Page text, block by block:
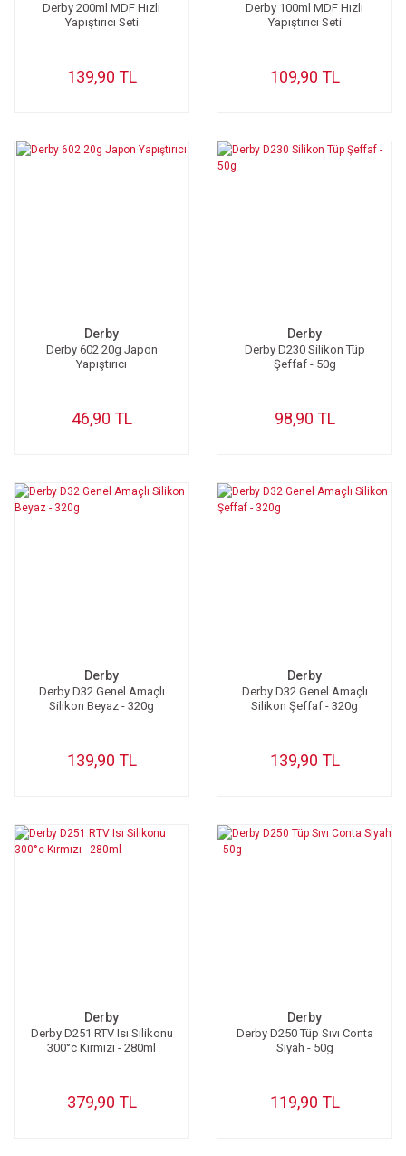
Derby 200ml MDF Hızlı
Yapıştırıcı Seti
139,90 TL
Derby 100ml MDF Hızlı
Yapıştırıcı Seti
109,90 TL
Derby
Derby 602 20g Japon
Yapıştırıcı
46,90 TL
Derby
Derby D230 Silikon Tüp
Şeffaf - 50g
98,90 TL
Derby
Derby D32 Genel Amaçlı
Silikon Beyaz - 320g
139,90 TL
Derby
Derby D32 Genel Amaçlı
Silikon Şeffaf - 320g
139,90 TL
Derby
Derby D251 RTV Isı Silikonu
300°c Kırmızı - 280ml
379,90 TL
Derby
Derby D250 Tüp Sıvı Conta
Siyah - 50g
119,90 TL